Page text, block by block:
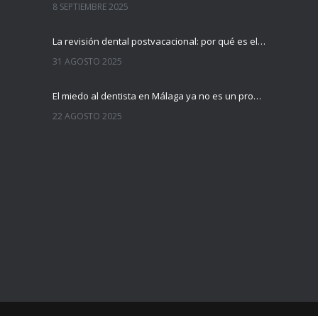
8 SEPTIEMBRE 2025
La revisión dental postvacacional: por qué es el mejor momento para hacerla
31 AGOSTO 2025
El miedo al dentista en Málaga ya no es un problema
22 AGOSTO 2025